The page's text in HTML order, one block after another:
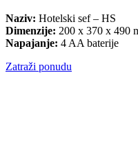
Naziv: Hotelski sef – HS
Dimenzije: 200 x 370 x 490
Napajanje: 4 AA baterije
Zatraži ponudu